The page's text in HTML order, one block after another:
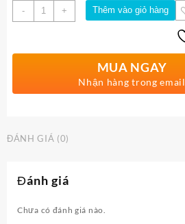
-
Số
lượng
+ Thêm vào giỏ hàng
MUA NGAY
Nhận hàng trong email
ĐÁNH GIÁ (0)
Đánh giá
Chưa có đánh giá nào.